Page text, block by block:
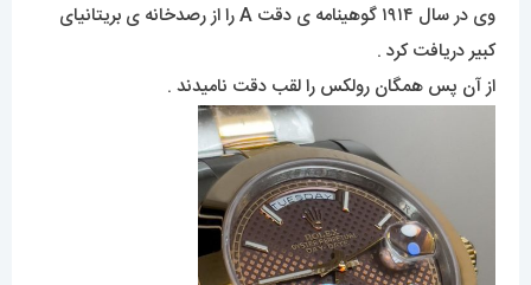
وی در سال ۱۹۱۴ گوهینامه ی دقت A را از رصدخانه ی بریتانیای
کبیر دریافت کرد .
از آن پس همگان رولکس را لقب دقت نامیدند .